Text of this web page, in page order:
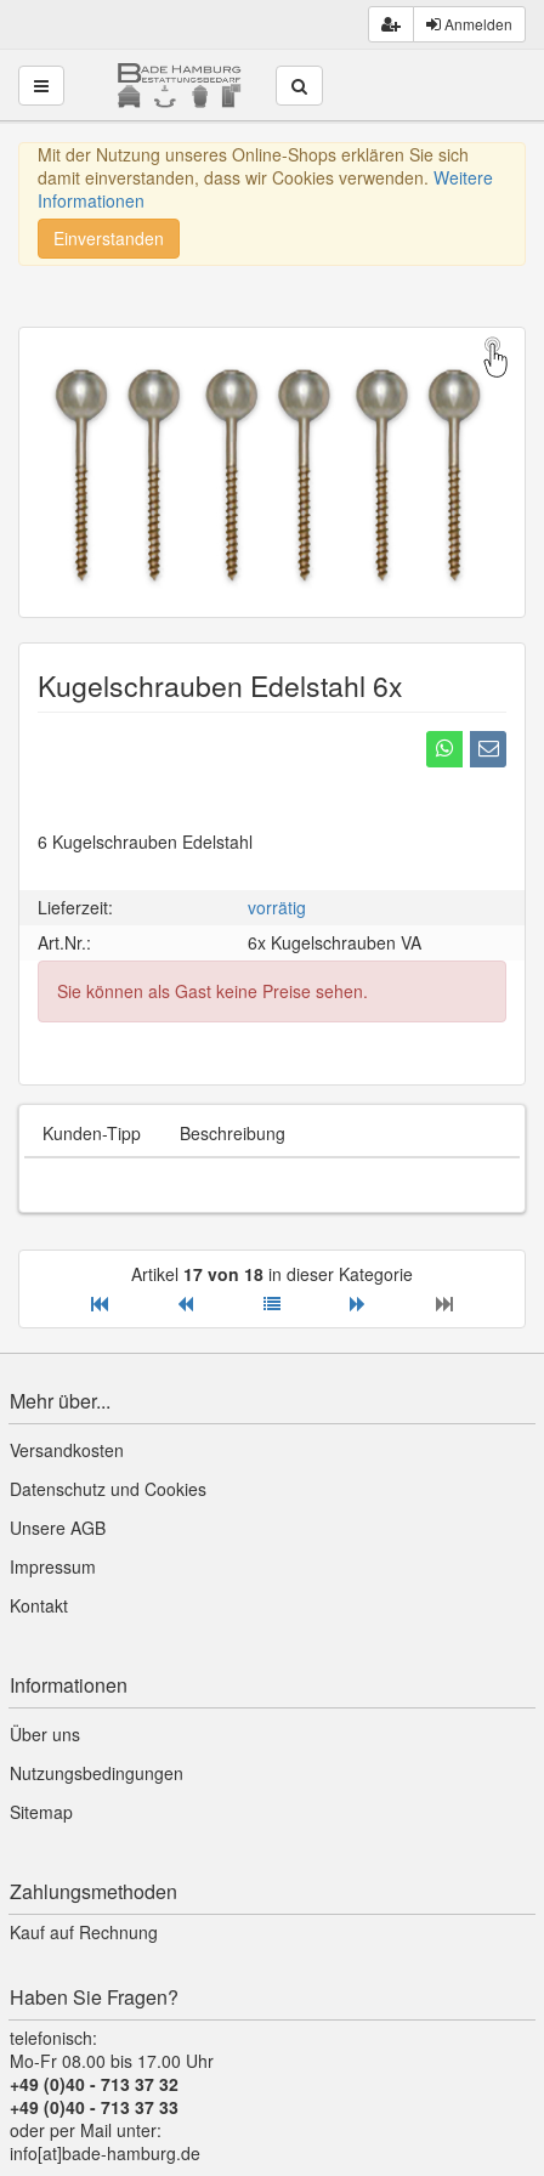
Anmelden
Toggle navigation
Mit der Nutzung unseres Online-Shops erklären Sie sich
damit einverstanden, dass wir Cookies verwenden. Weitere
Informationen
Einverstanden
Kugelschrauben Edelstahl 6x
6 Kugelschrauben Edelstahl
Lieferzeit:
vorrätig
Art.Nr.:
6x Kugelschrauben VA
Sie können als Gast keine Preise sehen.
Kunden-Tipp Beschreibung
Artikel 17 von 18 in dieser Kategorie
Mehr über...
Versandkosten
Datenschutz und Cookies
Unsere AGB
Impressum
Kontakt
Informationen
Über uns
Nutzungsbedingungen
Sitemap
Zahlungsmethoden
Kauf auf Rechnung
Haben Sie Fragen?
telefonisch:
Mo-Fr 08.00 bis 17.00 Uhr
+49 (0)40 - 713 37 32
+49 (0)40 - 713 37 33
oder per Mail unter:
info[at]bade-hamburg.de